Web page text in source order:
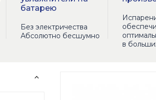
батарею
Без электричества
Абсолютно бесшумно
в